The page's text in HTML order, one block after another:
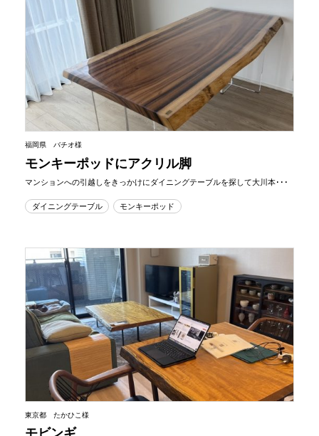
福岡県 バチオ様
モンキーポッドにアクリル脚
マンションへの引越しをきっかけにダイニングテーブルを探して大川本･･･
ダイニングテーブル モンキーポッド
東京都 たかひこ様